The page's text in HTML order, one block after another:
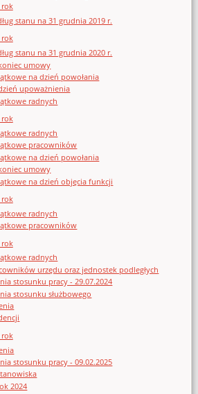
rok
stanu na 31 grudnia 2019 r.
rok
stanu na 31 grudnia 2020 r.
umowy
na dzień powołania
upoważnienia
radnych
rok
radnych
pracowników
na dzień powołania
umowy
na dzień objęcia funkcji
rok
radnych
pracowników
rok
radnych
urzędu oraz jednostek podległych
stosunku pracy - 29.07.2024
stosunku służbowego
rok
stosunku pracy - 09.02.2025
2024